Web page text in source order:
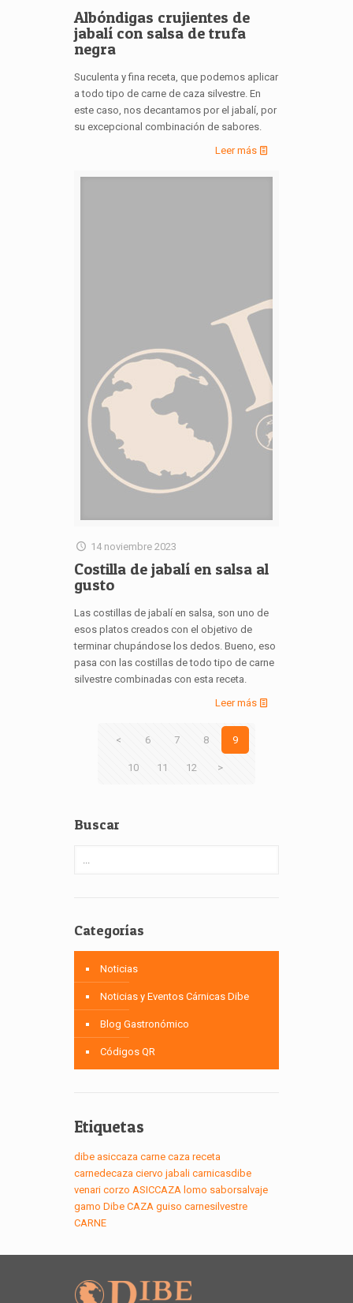
Albóndigas crujientes de
jabalí con salsa de trufa
negra
Suculenta y fina receta, que podemos aplicar
a todo tipo de carne de caza silvestre. En
este caso, nos decantamos por el jabalí, por
su excepcional combinación de sabores.
Leer más
14 noviembre 2023
Costilla de jabalí en salsa al
gusto
Las costillas de jabalí en salsa, son uno de
esos platos creados con el objetivo de
terminar chupándose los dedos. Bueno, eso
pasa con las costillas de todo tipo de carne
silvestre combinadas con esta receta.
Leer más
< 6 7 8 9
10 11 12 >
Buscar
Categorías
Noticias
Noticias y Eventos Cárnicas Dibe
Blog Gastronómico
Códigos QR
Etiquetas
dibe asiccaza carne caza receta
carnedecaza ciervo jabali carnicasdibe
venari corzo ASICCAZA lomo saborsalvaje
gamo Dibe CAZA guiso carnesilvestre
CARNE